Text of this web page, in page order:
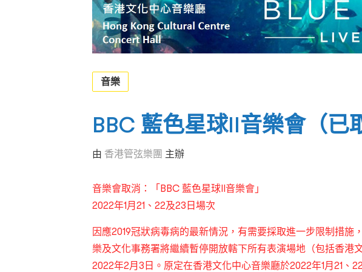
音樂
BBC 藍色星球II音樂會（已
由 香港管弦樂團 主辦
音樂會取消：「BBC 藍色星球II音樂會」
2022年1月21、22及23日場次
因應2019冠狀病毒病的最新情況，有需要採取進一步限制措施
樂及文化事務署將繼續暫停開放轄下所有表演場地（包括香港
2022年2月3日。原定在香港文化中心音樂廳於2022年1月21、